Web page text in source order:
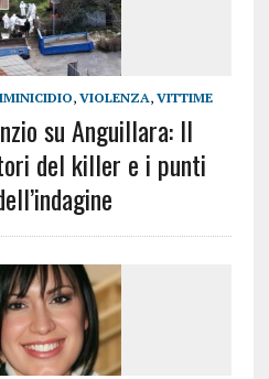
, VIOLENZA, VITTIME
su Anguillara: Il
del killer e i punti